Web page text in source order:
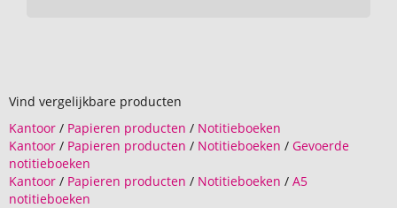
Vind vergelijkbare producten
Kantoor / Papieren producten / Notitieboeken
Kantoor / Papieren producten / Notitieboeken / Gevoerde
notitieboeken
Kantoor / Papieren producten / Notitieboeken / A5
notitieboeken